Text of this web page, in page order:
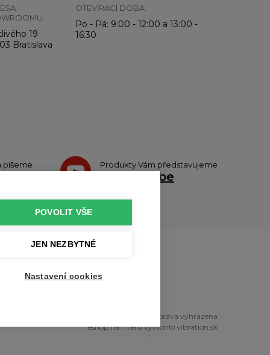
POVOLIT VŠE
JEN NEZBYTNÉ
Nastavení cookies
19
Bratislava
OTEVÍRACÍ DOBA
Po - Pá: 9:00 - 12:00 a 13:00 -
16:30
píšeme Produkty Vám představujeme
Youtube
© 2010 - 2026 profikuchar.cz Všechna práva vyhrazena
eshop na mieruvytvorilo vibration.sk